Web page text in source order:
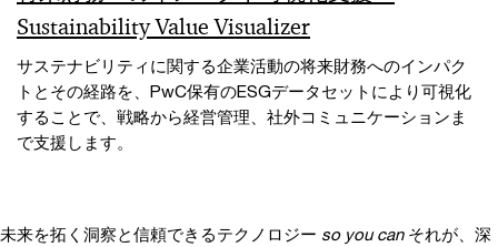
Sustainability Value Visualizer
サステナビリティに関する企業活動の将来財務へのインパク
トとその経路を、PwC保有のESGデータセットにより可視化
することで、戦略から経営管理、社外コミュニケーションま
で支援します。
未来を拓く洞察と信頼できるテクノロジー so you can それが、深